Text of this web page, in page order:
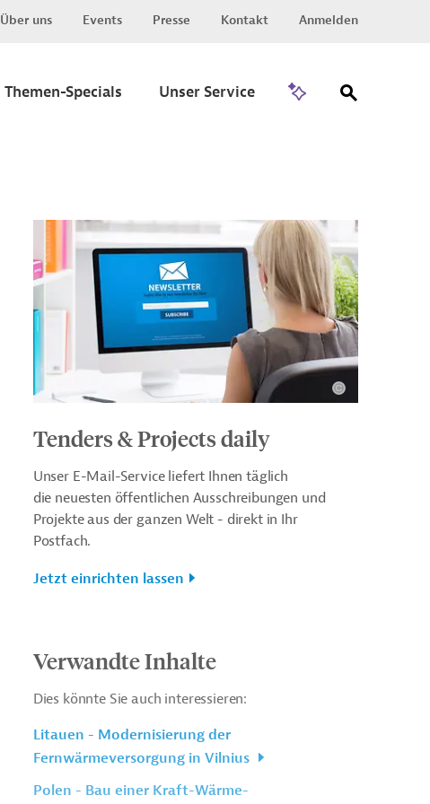
Über uns Events Presse Kontakt Anmelden
Themen-Specials Unser Service
Tenders & Projects daily
Unser E-Mail-Service liefert Ihnen täglich
die neuesten öffentlichen Ausschreibungen und
Projekte aus der ganzen Welt - direkt in Ihr
Postfach.
Jetzt einrichten lassen
Verwandte Inhalte
Dies könnte Sie auch interessieren:
Litauen - Modernisierung der
Fernwärmeversorgung in Vilnius
Polen - Bau einer Kraft-Wärme-